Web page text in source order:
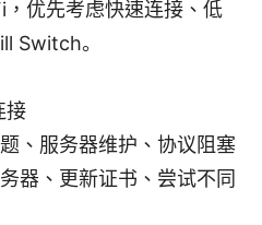
，优先考虑快速连接、低
Switch。
接
、服务器维护、协议阻塞
器、更新证书、尝试不同